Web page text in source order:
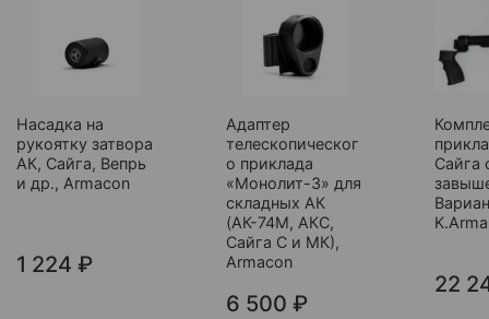
Насадка на
рукоятку затвора
АК, Сайга, Вепрь
и др., Armacon
1 224 ₽
Адаптер
телескопическог
о приклада
«Монолит-3» для
складных АК
(АК-74М, АКС,
Сайга С и МК),
Armacon
6 500 ₽
Сайга
K.Arma
22